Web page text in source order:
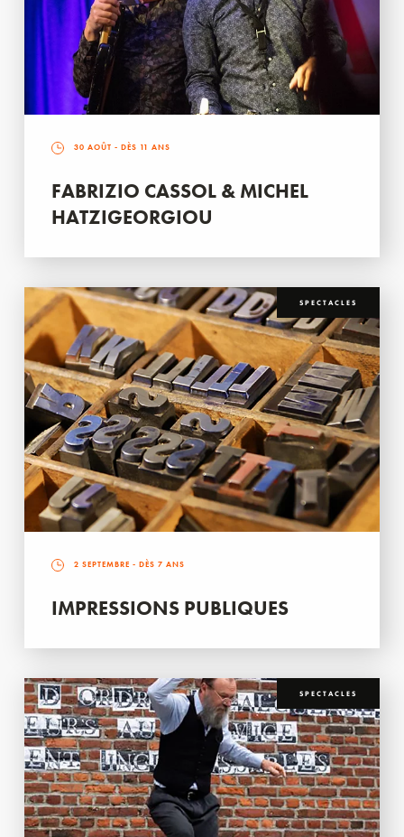
30 AOÛT - DÈS 11 ANS
FABRIZIO CASSOL & MICHEL
HATZIGEORGIOU
SPECTACLES
2 SEPTEMBRE - DÈS 7 ANS
IMPRESSIONS PUBLIQUES
SPECTACLES